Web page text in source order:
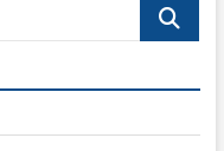
Recherche